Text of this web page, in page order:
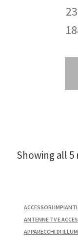
Showing all 5
ACCESSORI
ANTENNE TV E
APPARECCHI DI